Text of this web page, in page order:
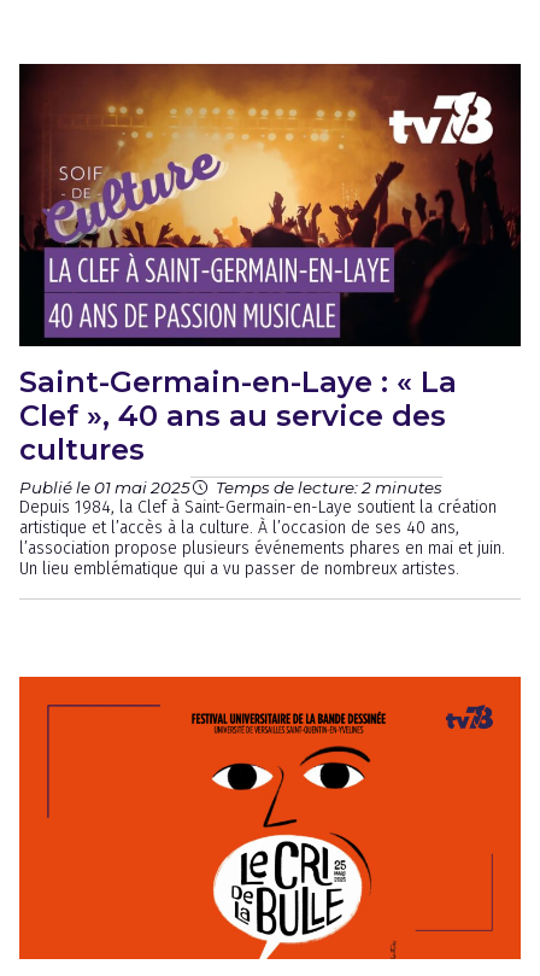
Saint-Germain-en-Laye : « La
Clef », 40 ans au service des
cultures
Publié le 01 mai 2025 Temps de lecture: 2 minutes
Depuis 1984, la Clef à Saint-Germain-en-Laye soutient la création
artistique et l’accès à la culture. À l’occasion de ses 40 ans,
l’association propose plusieurs événements phares en mai et juin.
Un lieu emblématique qui a vu passer de nombreux artistes.